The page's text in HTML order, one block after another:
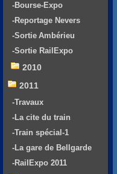
-Bourse-Expo
-Reportage Nevers
-Sortie Ambérieu
-Sortie RailExpo
2010
2011
-Travaux
-La cite du train
-Train spécial-1
-La gare de Bellgarde
-RailExpo 2011